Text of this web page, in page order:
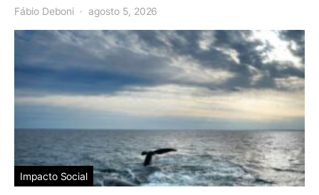
Fábio Deboni agosto 5, 2026
Impacto Social